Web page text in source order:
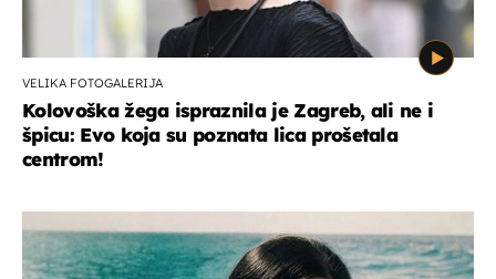
VELIKA FOTOGALERIJA
Kolovoška žega ispraznila je Zagreb, ali ne i
špicu: Evo koja su poznata lica prošetala
centrom!